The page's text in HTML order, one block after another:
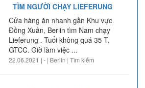
TÌM NGƯỜI CHẠY LIEFERUNG
Cửa hàng ăn nhanh gần Khu vực
Đồng Xuân, Berlin tìm Nam chạy
Lieferung . Tuổi không quá 35 T.
GTCC. Giờ làm việc ...
22.06.2021 | - | Berlin | Tìm kiếm